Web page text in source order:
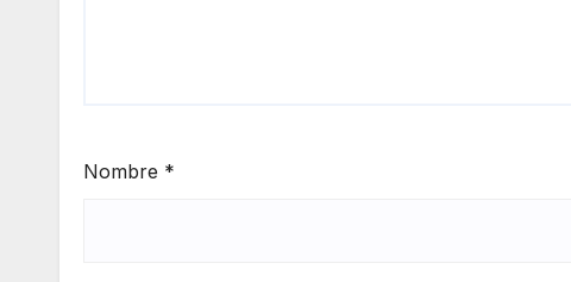
Nombre *